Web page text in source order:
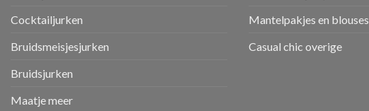
Cocktailjurken
Bruidsmeisjesjurken
Bruidsjurken
Maatje meer
Mantelpakjes en blouses
Casual chic overige